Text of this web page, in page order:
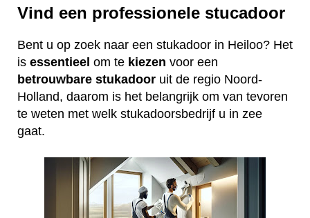
Vind een professionele stucadoor
Bent u op zoek naar een stukadoor in Heiloo? Het
is essentieel om te kiezen voor een
betrouwbare stukadoor uit de regio Noord-
Holland, daarom is het belangrijk om van tevoren
te weten met welk stukadoorsbedrijf u in zee
gaat.